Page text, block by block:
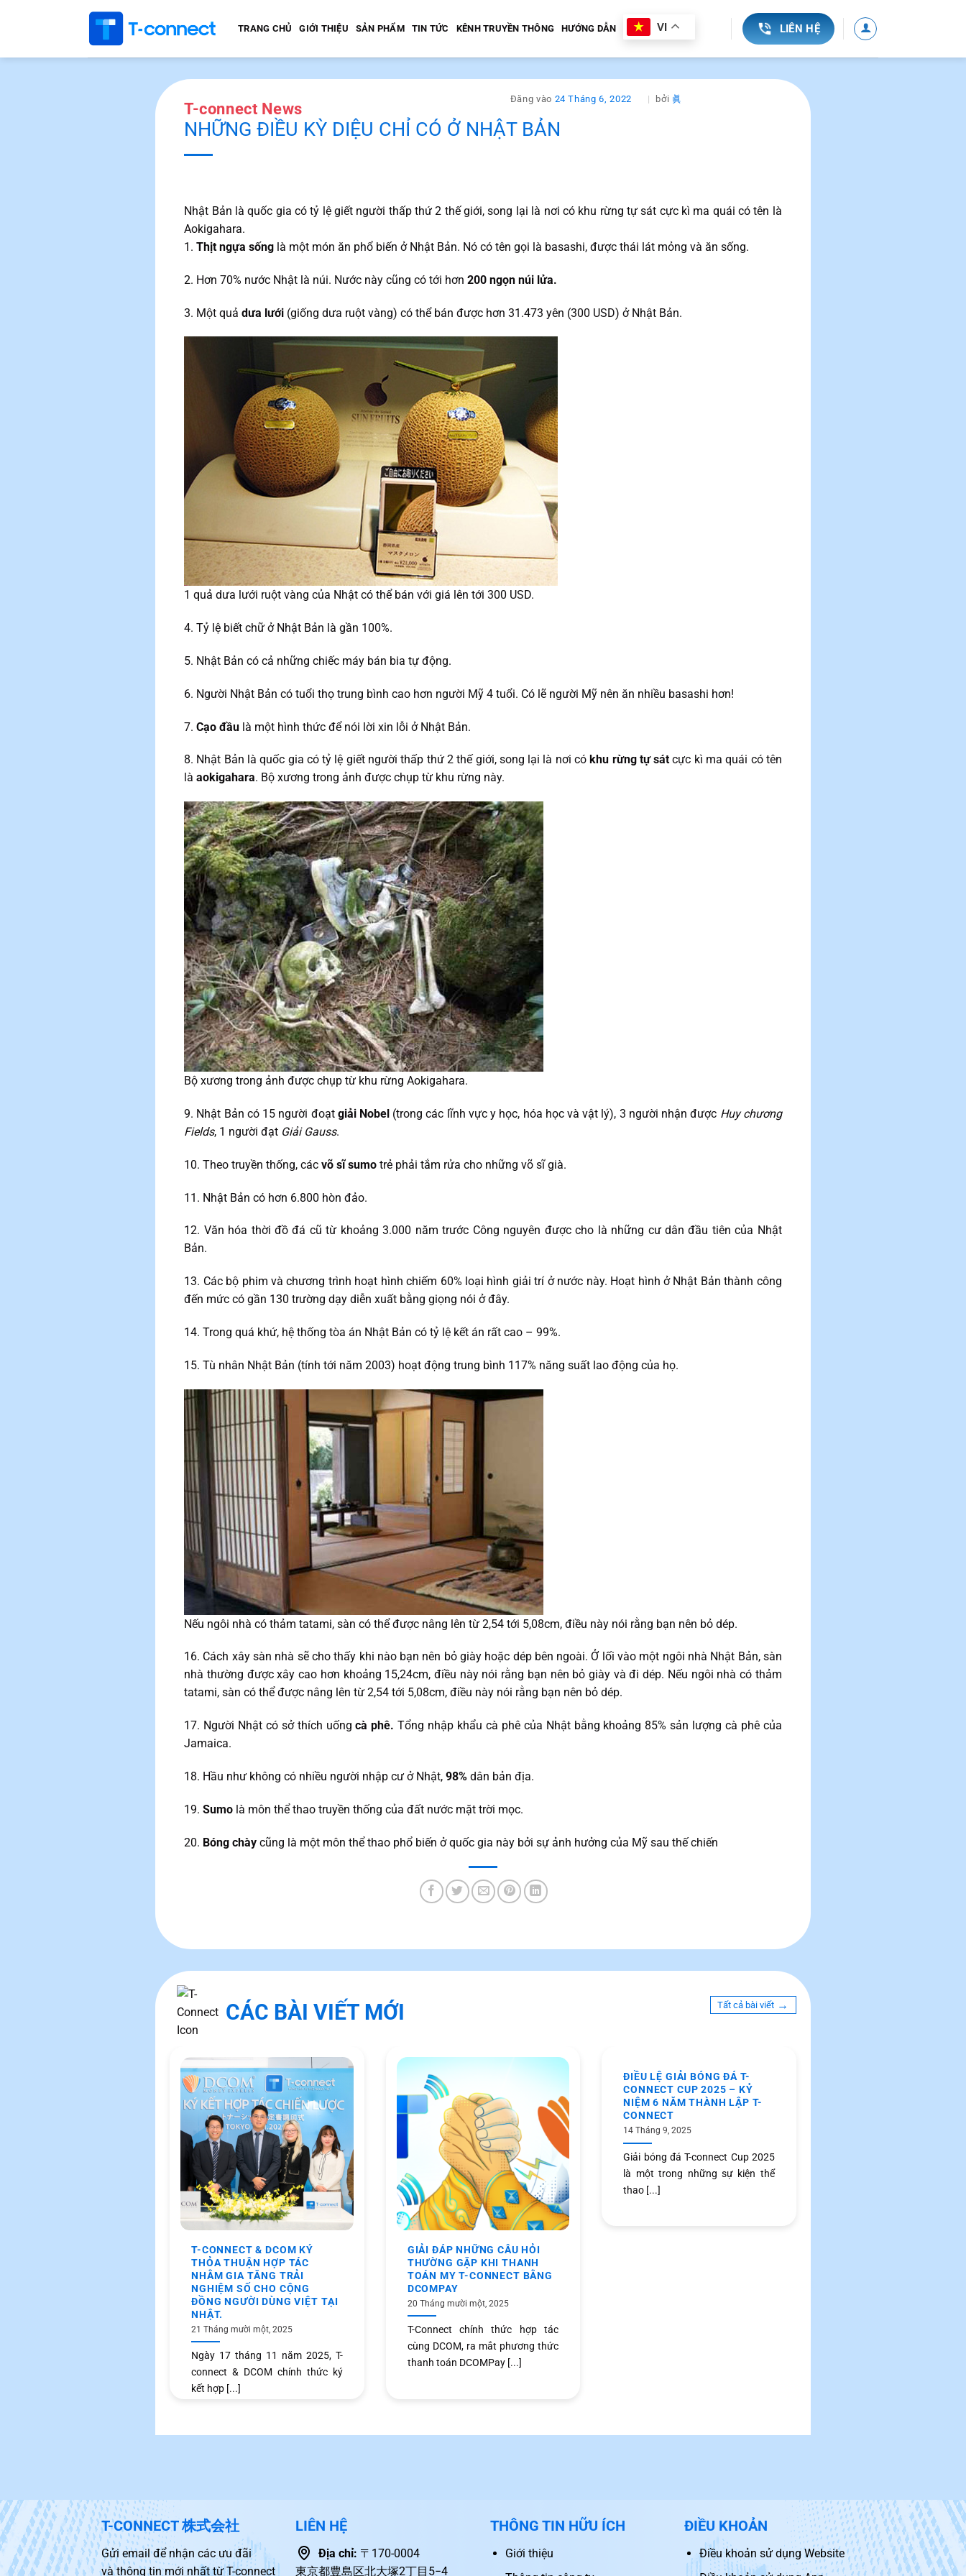
dung
TRANG CHỦ GIỚI THIỆU SẢN PHẨM TIN TỨC KÊNH TRUYỀN THÔNG HƯỚNG DẪN VI LIÊN HỆ
T-connect News
NHỮNG ĐIỀU KỲ DIỆU CHỈ CÓ Ở NHẬT BẢN
Đăng vào 24 Tháng 6, 2022 bởi 眞
Nhật Bản là quốc gia có tỷ lệ giết người thấp thứ 2 thế giới, song lại là nơi có khu rừng tự sát cực kì ma quái có tên là
Aokigahara.
1.Thịt ngựa sống là một món ăn phổ biến ở Nhật Bản. Nó có tên gọi là basashi, được thái lát mỏng và ăn sống.
2. Hơn 70% nước Nhật là núi. Nước này cũng có tới hơn200 ngọn núi lửa.
3. Một quả dưa lưới (giống dưa ruột vàng) có thể bán được hơn 31.473 yên (300 USD) ở Nhật Bản.
1 quả dưa lưới ruột vàng của Nhật có thể bán với giá lên tới 300 USD.
4. Tỷ lệ biết chữ ở Nhật Bản là gần 100%.
5. Nhật Bản có cả những chiếc máy bán bia tự động.
6. Người Nhật Bản có tuổi thọ trung bình cao hơn người Mỹ 4 tuổi. Có lẽ người Mỹ nên ăn nhiều basashi hơn!
7.Cạo đầu là một hình thức để nói lời xin lỗi ở Nhật Bản.
8. Nhật Bản là quốc gia có tỷ lệ giết người thấp thứ 2 thế giới, song lại là nơi có khu rừng tự sát cực kì ma quái có tên
làaokigahara. Bộ xương trong ảnh được chụp từ khu rừng này.
Bộ xương trong ảnh được chụp từ khu rừng Aokigahara.
9. Nhật Bản có 15 người đoạtgiải Nobel(trong các lĩnh vực y học, hóa học và vật lý), 3 người nhận được Huy chương
Fields, 1 người đạt Giải Gauss.
10. Theo truyền thống, cácvõ sĩ sumo trẻ phải tắm rửa cho những võ sĩ già.
11. Nhật Bản có hơn 6.800 hòn đảo.
12. Văn hóa thời đồ đá cũ từ khoảng 3.000 năm trước Công nguyên được cho là những cư dân đầu tiên của Nhật
Bản.
13. Các bộ phim và chương trình hoạt hình chiếm 60% loại hình giải trí ở nước này. Hoạt hình ở Nhật Bản thành công
đến mức có gần 130 trường dạy diễn xuất bằng giọng nói ở đây.
14. Trong quá khứ, hệ thống tòa án Nhật Bản có tỷ lệ kết án rất cao – 99%.
15. Tù nhân Nhật Bản (tính tới năm 2003) hoạt động trung bình 117% năng suất lao động của họ.
Nếu ngôi nhà có thảm tatami, sàn có thể được nâng lên từ 2,54 tới 5,08cm, điều này nói rằng bạn nên bỏ dép.
16. Cách xây sàn nhà sẽ cho thấy khi nào bạn nên bỏ giày hoặc dép bên ngoài. Ở lối vào một ngôi nhà Nhật Bản, sàn
nhà thường được xây cao hơn khoảng 15,24cm, điều này nói rằng bạn nên bỏ giày và đi dép. Nếu ngôi nhà có thảm
tatami, sàn có thể được nâng lên từ 2,54 tới 5,08cm, điều này nói rằng bạn nên bỏ dép.
17. Người Nhật có sở thích uốngcà phê. Tổng nhập khẩu cà phê của Nhật bằng khoảng 85% sản lượng cà phê của
Jamaica.
18. Hầu như không có nhiều người nhập cư ở Nhật,98% dân bản địa.
19.Sumo là môn thể thao truyền thống của đất nước mặt trời mọc.
20. Bóng chày cũng là một môn thể thao phổ biến ở quốc gia này bởi sự ảnh hưởng của Mỹ sau thế chiến
CÁC BÀI VIẾT MỚI Tất cả bài viết →
T-CONNECT & DCOM KÝ
THỎA THUẬN HỢP TÁC
NHẰM GIA TĂNG TRẢI
NGHIỆM SỐ CHO CỘNG
ĐỒNG NGƯỜI DÙNG VIỆT TẠI
NHẬT.
21 Tháng mười một, 2025
Ngày 17 tháng 11 năm 2025, T-
connect & DCOM chính thức ký
kết hợp [...]
GIẢI ĐÁP NHỮNG CÂU HỎI
THƯỜNG GẶP KHI THANH
TOÁN MY T-CONNECT BẰNG
DCOMPAY
20 Tháng mười một, 2025
T-Connect chính thức hợp tác
cùng DCOM, ra mắt phương thức
thanh toán DCOMPay [...]
ĐIỀU LỆ GIẢI BÓNG ĐÁ T-
CONNECT CUP 2025 – KỶ
NIỆM 6 NĂM THÀNH LẬP T-
CONNECT
14 Tháng 9, 2025
Giải bóng đá T-connect Cup 2025
là một trong những sự kiện thể
thao [...]
T-CONNECT 株式会社
Gửi email để nhận các ưu đãi
và thông tin mới nhất từ T-connect
LIÊN HỆ
Địa chỉ: 〒170-0004
東京都豊島区北大塚2丁目5−4
THÔNG TIN HỮU ÍCH
Giới thiệu
ĐIỀU KHOẢN
Điều khoản sử dụng Website